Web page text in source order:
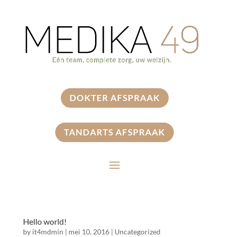
DOKTER AFSPRAAK
TANDARTS AFSPRAAK
Hello world!
by it4mdmin mei 10, 2016| Uncategorized